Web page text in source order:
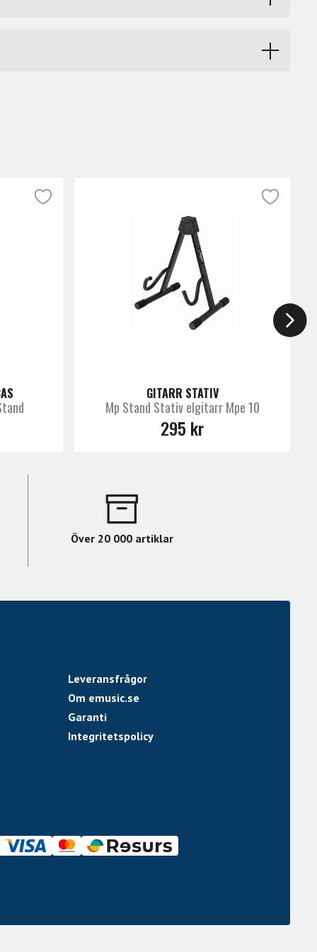
GITARR STATIV
Mp Stand Stativ elgitarr Mpe 10
295 kr
Över 20 000 artiklar
Leveransfrågor
Om emusic.se
Garanti
Integritetspolicy